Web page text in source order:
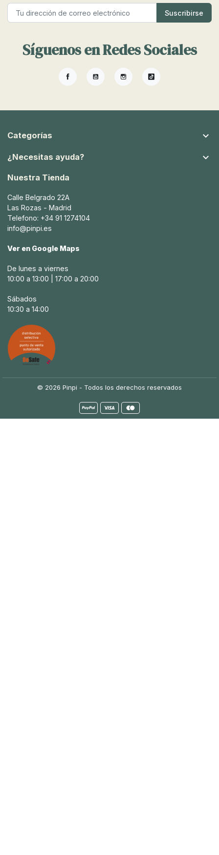
Síguenos en Redes Sociales
FacebookYouTubeInstagramTikTok
Categorías 
¿Necesitas ayuda? 
Nuestra Tienda
Calle Belgrado 22A
Las Rozas - Madrid
Telefono: +34 91 1274104
info@pinpi.es
Ver en Google Maps
De lunes a viernes
10:00 a 13:00 | 17:00 a 20:00
Sábados
10:30 a 14:00
© 2026 Pinpi - Todos los derechos reservados